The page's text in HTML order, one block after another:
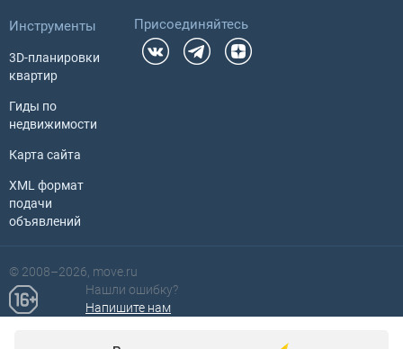
Ваш регион для поиска
США ?
Инструменты
3D-планировки
квартир
Гиды по
недвижимости
Карта сайта
XML формат
подачи
объявлений
Присоединяйтесь
© 2008–2026, move.ru
Нашли ошибку?
Напишите нам
интернете активная ссылка на Move.ru обязательна.
Политика